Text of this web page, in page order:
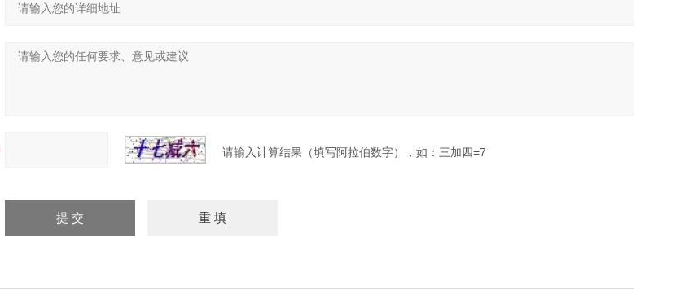
请输入计算结果（填写阿拉伯数字），如：三加四=7